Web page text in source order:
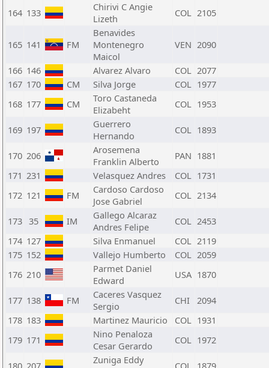
164 133
Chirivi C Angie
Lizeth
COL 2105
165 141 FM
Benavides
Montenegro
Maicol
VEN 2090
166 146 Alvarez Alvaro COL 2077
167 170 CM Silva Jorge COL 1977
168 177 CM
Toro Castaneda
Elizabeht
COL 1953
169 197
Guerrero
Hernando
COL 1893
170 206
Arosemena
Franklin Alberto
PAN 1881
171 231 Velasquez Andres COL 1731
172 121 FM
Cardoso Cardoso
Jose Gabriel
COL 2134
173 35 IM
Gallego Alcaraz
Andres Felipe
COL 2453
174 127 Silva Enmanuel COL 2119
175 152 Vallejo Humberto COL 2059
176 210
Parmet Daniel
Edward
USA 1870
177 138 FM
Caceres Vasquez
Sergio
CHI 2094
178 183 Martinez Mauricio COL 1931
179 171
Nino Penaloza
Cesar Gerardo
COL 1972
180 207
Zuniga Eddy
COL 1879